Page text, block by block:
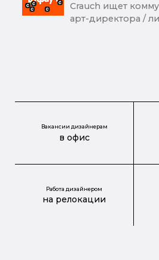
Crauch ищет
арт-директора /
Вакансии дизайнерам
в офис
Работа дизайнером
на релокации